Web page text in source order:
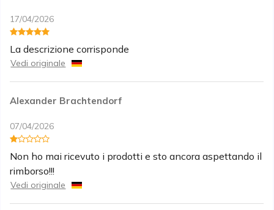
17/04/2026
La descrizione corrisponde
Vedi originale
Alexander Brachtendorf
07/04/2026
Non ho mai ricevuto i prodotti e sto ancora aspettando il
rimborso!!!
Vedi originale